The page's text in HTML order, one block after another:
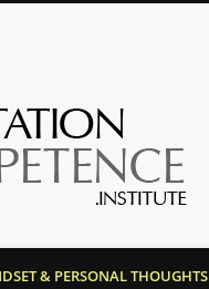
& PERSONAL THOUGHTS